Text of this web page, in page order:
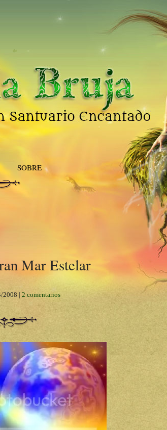
SOBRE
Mar Estelar
2008 | 2 comentarios